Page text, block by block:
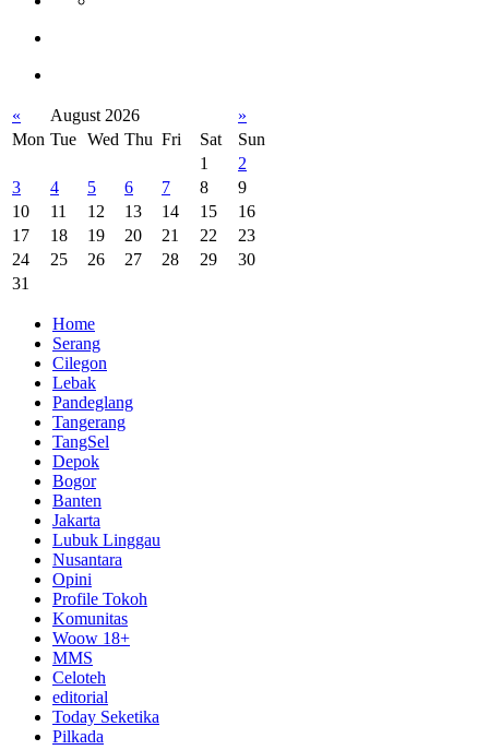
« August 2026
»
Mon Tue Wed Thu Fri Sat
Sun
1
2
3
4 5 6 7 8
9
10
11 12 13 14 15
16
17
18 19 20 21 22
23
24
25 26 27 28 29
30
31
Home
Serang
Cilegon
Lebak
Pandeglang
Tangerang
TangSel
Depok
Bogor
Banten
Jakarta
Lubuk Linggau
Nusantara
Opini
Profile Tokoh
Komunitas
Woow 18+
MMS
Celoteh
editorial
Today Seketika
Pilkada